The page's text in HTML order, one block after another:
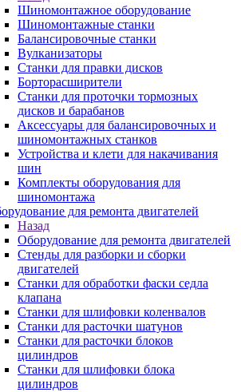
Шиномонтажное оборудование
Шиномонтажные станки
Балансировочные станки
Вулканизаторы
Станки для правки дисков
Борторасширители
Станки для проточки тормозных
дисков и барабанов
Аксессуары для балансировочных и
шиномонтажных станков
Устройства и клети для накачивания
шин
Комплекты оборудования для
шиномонтажа
для ремонта двигателей
Назад
Оборудование для ремонта двигателей
Стенды для разборки и сборки
двигателей
Станки для обработки фаски седла
клапана
Станки для шлифовки коленвалов
Станки для расточки шатунов
Станки для расточки блоков
цилиндров
Станки для шлифовки блока
цилиндров